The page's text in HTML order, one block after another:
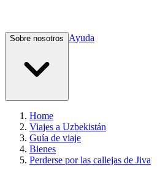
Sobre nosotros Ayuda
Home
Viajes a Uzbekistán
Guía de viaje
Bienes
Perderse por las callejas de Jiva